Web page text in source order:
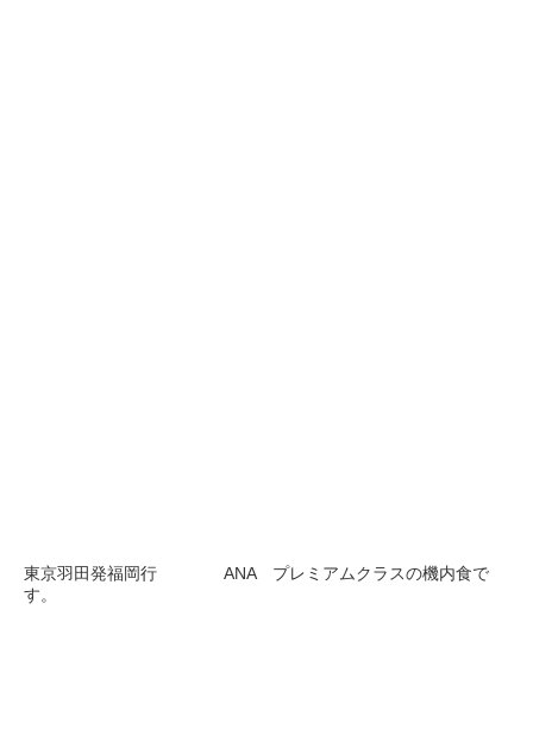
東京羽田発福岡行 ANA プレミアムクラスの機内食で
す。